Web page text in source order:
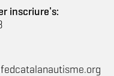
inscriure's: